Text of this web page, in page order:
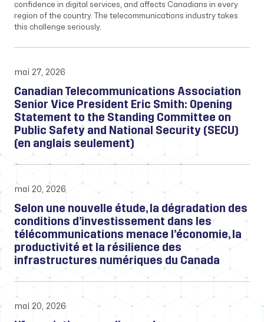
confidence in digital services, and affects Canadians in every
region of the country. The telecommunications industry takes
this challenge seriously.
mai 27, 2026
Canadian Telecommunications Association
Senior Vice President Eric Smith: Opening
Statement to the Standing Committee on
Public Safety and National Security (SECU)
(en anglais seulement)
mai 20, 2026
Selon une nouvelle étude, la dégradation des
conditions d’investissement dans les
télécommunications menace l’économie, la
productivité et la résilience des
infrastructures numériques du Canada
mai 20, 2026